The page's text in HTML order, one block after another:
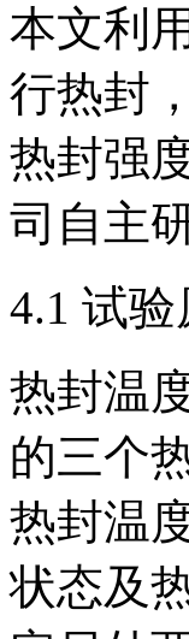
本文利
行热封
热封强
司自主
4.1 试验
热封温
的三个
热封温
状态及